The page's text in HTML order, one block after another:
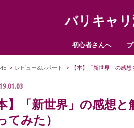
バリキャ
初心者さんへ
レビュー&レポート 【本】「新世界」の感
本】「新世界」の感想
てみた）